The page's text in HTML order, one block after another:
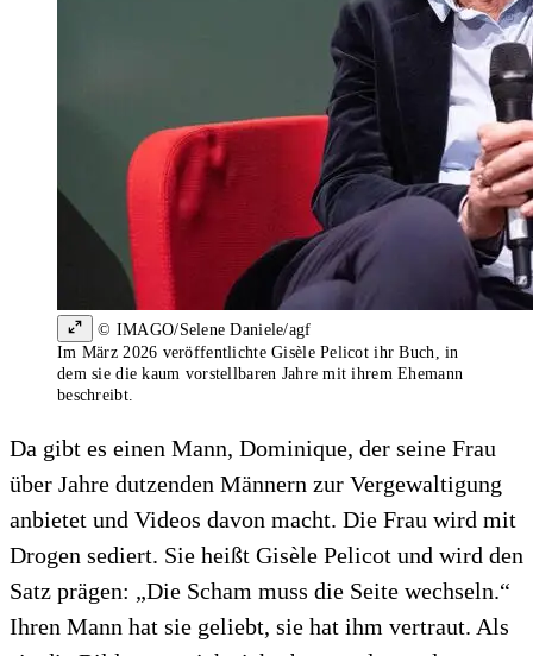
© IMAGO/Selene Daniele/agf
Im März 2026 veröffentlichte Gisèle Pelicot ihr Buch, in
dem sie die kaum vorstellbaren Jahre mit ihrem Ehemann
beschreibt.
Da gibt es einen Mann, Dominique, der seine Frau
über Jahre dutzenden Männern zur Vergewaltigung
anbietet und Videos davon macht. Die Frau wird mit
Drogen sediert. Sie heißt Gisèle Pelicot und wird den
Satz prägen: „Die Scham muss die Seite wechseln.“
Ihren Mann hat sie geliebt, sie hat ihm vertraut. Als